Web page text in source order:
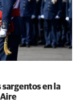
en la